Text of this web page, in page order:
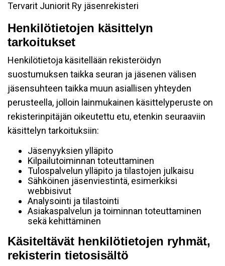
Tervarit Juniorit Ry jäsenrekisteri
Henkilötietojen käsittelyn
tarkoitukset
Henkilötietoja käsitellään rekisteröidyn
suostumuksen taikka seuran ja jäsenen välisen
jäsensuhteen taikka muun asiallisen yhteyden
perusteella, jolloin lainmukainen käsittelyperuste on
rekisterinpitäjän oikeutettu etu, etenkin seuraaviin
käsittelyn tarkoituksiin:
Jäsenyyksien ylläpito
Kilpailutoiminnan toteuttaminen
Tulospalvelun ylläpito ja tilastojen julkaisu
Sähköinen jäsenviestintä, esimerkiksi
webbisivut
Analysointi ja tilastointi
Asiakaspalvelun ja toiminnan toteuttaminen
sekä kehittäminen
Käsiteltävät henkilötietojen ryhmät,
rekisterin tietosisältö